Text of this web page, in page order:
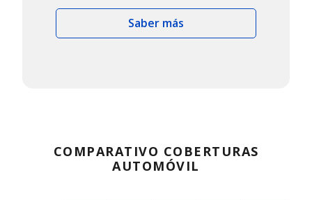
Saber más
COMPARATIVO COBERTURAS
AUTOMÓVIL